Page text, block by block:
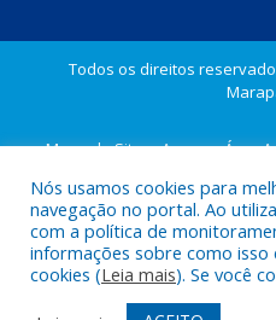
Todos os direitos
Mapa do Site
Acessar Área
Nós usamos cookies para
navegação no portal. Ao
com a política de
informações sobre como isso
cookies (Leia mais). Se você